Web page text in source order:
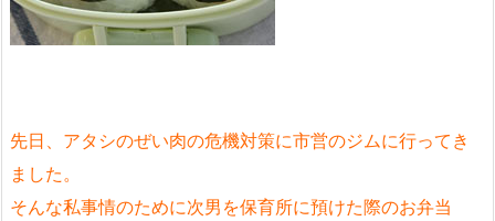
先日、アタシのぜい肉の危機対策に市営のジムに行ってき
ました。
そんな私事情のために次男を保育所に預けた際のお弁当